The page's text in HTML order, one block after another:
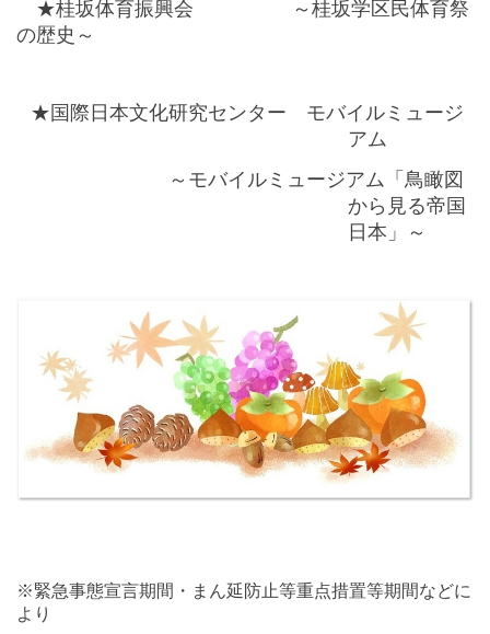
★桂坂体育振興会 ～桂坂学区民体育祭
の歴史～
★国際日本文化研究センター モバイルミュージ
アム
～モバイルミュージアム「鳥瞰図
から見る帝国
日本」～
※緊急事態宣言期間・まん延防止等重点措置等期間などに
より